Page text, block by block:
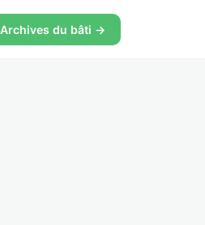
Archives du bâti →